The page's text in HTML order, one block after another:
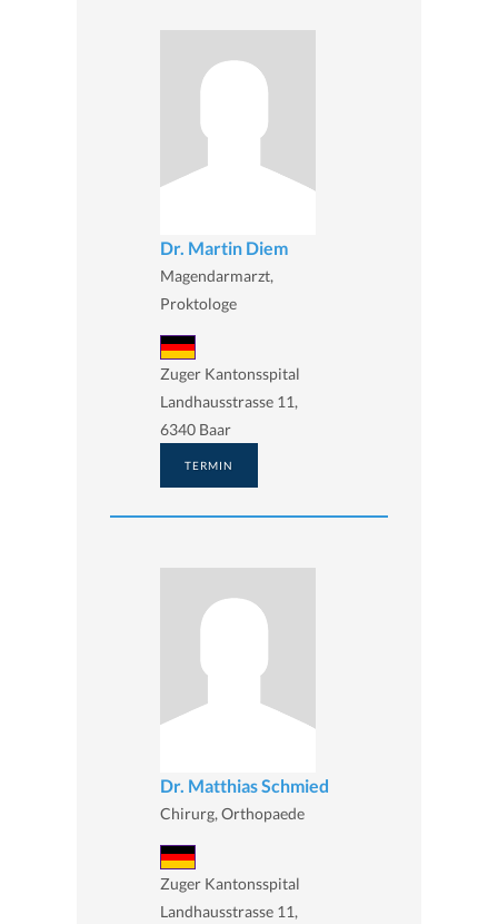
Dr. Martin Diem
Magendarmarzt,
Proktologe
Zuger Kantonsspital
Landhausstrasse 11,
6340 Baar
TERMIN
Dr. Matthias Schmied
Chirurg, Orthopaede
Zuger Kantonsspital
Landhausstrasse 11,